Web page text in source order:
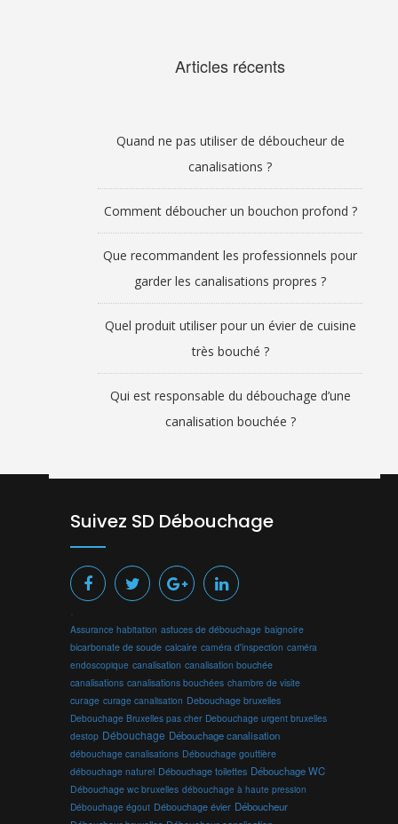
Articles récents
Quand ne pas utiliser de déboucheur de
canalisations ?
Comment déboucher un bouchon profond ?
Que recommandent les professionnels pour
garder les canalisations propres ?
Quel produit utiliser pour un évier de cuisine
très bouché ?
Qui est responsable du débouchage d’une
canalisation bouchée ?
Suivez SD Débouchage
Assurance habitation astuces de débouchage baignoire
bicarbonate de soude calcaire caméra d'inspection caméra
endoscopique canalisation canalisation bouchée
canalisations canalisations bouchées chambre de visite
curage curage canalisation Debouchage bruxelles
Debouchage Bruxelles pas cher Debouchage urgent bruxelles
destop Débouchage Débouchage canalisation
débouchage canalisations Débouchage gouttière
débouchage naturel Débouchage toilettes Débouchage WC
Débouchage wc bruxelles débouchage à haute pression
Débouchage égout Débouchage évier Déboucheur